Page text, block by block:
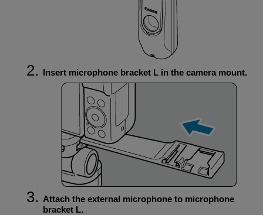
Insert microphone bracket L in the camera mount.
Attach the external microphone to microphone
bracket L.